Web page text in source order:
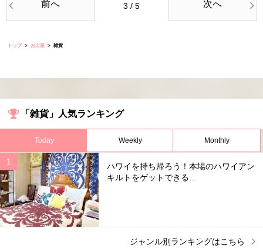
3 / 5
前へ 次へ
トップ お土産 雑貨
「雑貨」人気ランキング
Today Weekly Monthly
ハワイを持ち帰ろう！本場のハワイアン
キルトをゲットできる...
ジャンル別ランキングはこちら